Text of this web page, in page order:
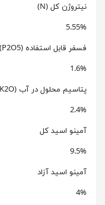
نیتروژن کل (N)
5.55%
فسفر قابل استفاده (P2O5)
1.6%
پتاسیم محلول در آب (K2O)
2.4%
آمینو اسید کل
9.5%
آمینو اسید آزاد
4%